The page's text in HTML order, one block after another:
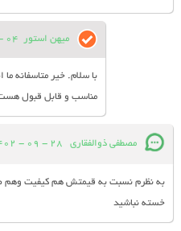
میهن استور 04 - 12 - 1401
با سلام. خیر متاسفانه
مناسب و قابل قبول
مصطفی ذوالفقاری 28 - 09 - 1402
به نظرم نسبت به قیمتش هم کیفیت وهم
خسته نباشید